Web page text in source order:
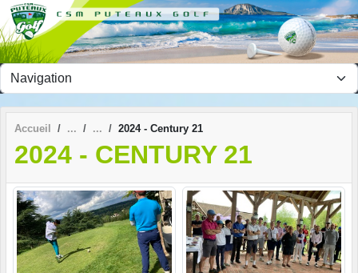
Accueil 2024 - Century 21
2024 - CENTURY 21
Panneau de gestion des cookies